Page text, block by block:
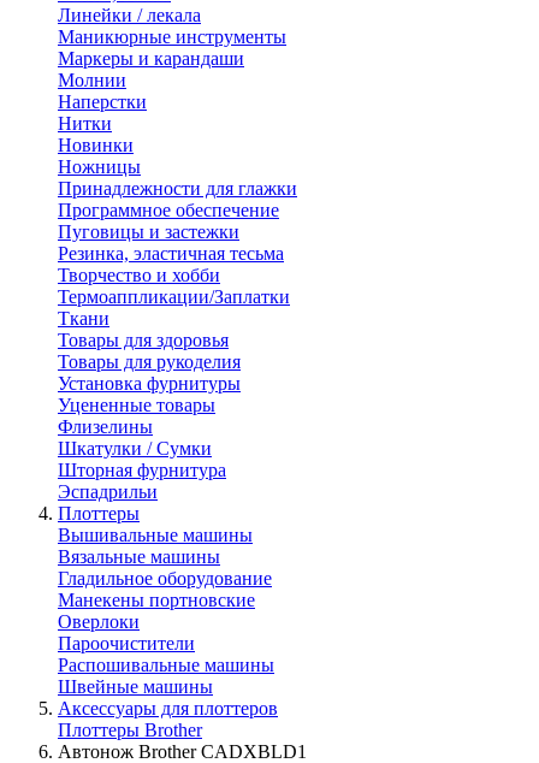
Линейки / лекала
Маникюрные инструменты
Маркеры и карандаши
Молнии
Наперстки
Нитки
Новинки
Ножницы
Принадлежности для глажки
Программное обеспечение
Пуговицы и застежки
Резинка, эластичная тесьма
Творчество и хобби
Термоаппликации/Заплатки
Ткани
Товары для здоровья
Товары для рукоделия
Установка фурнитуры
Уцененные товары
Флизелины
Шкатулки / Сумки
Шторная фурнитура
Эспадрильи
Плоттеры
Вышивальные машины
Вязальные машины
Гладильное оборудование
Манекены портновские
Оверлоки
Пароочистители
Распошивальные машины
Швейные машины
Аксессуары для плоттеров
Плоттеры Brother
Автонож Brother CADXBLD1